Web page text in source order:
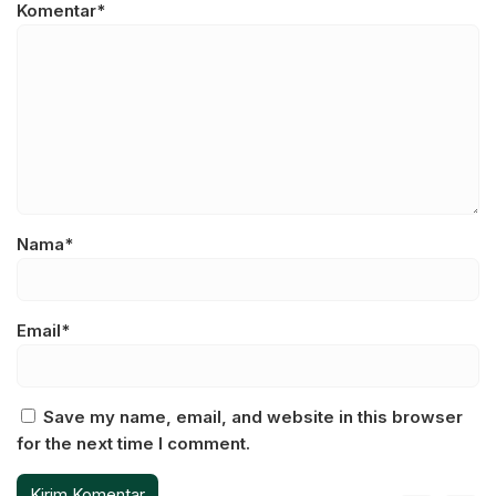
Komentar*
Nama*
Email*
Save my name, email, and website in this browser
for the next time I comment.